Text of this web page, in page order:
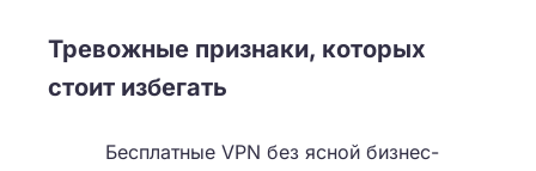
Тревожные признаки, которых
стоит избегать
Бесплатные VPN без ясной бизнес-